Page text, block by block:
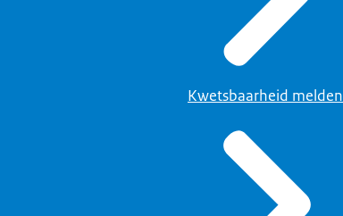
Kwetsbaarheid melden